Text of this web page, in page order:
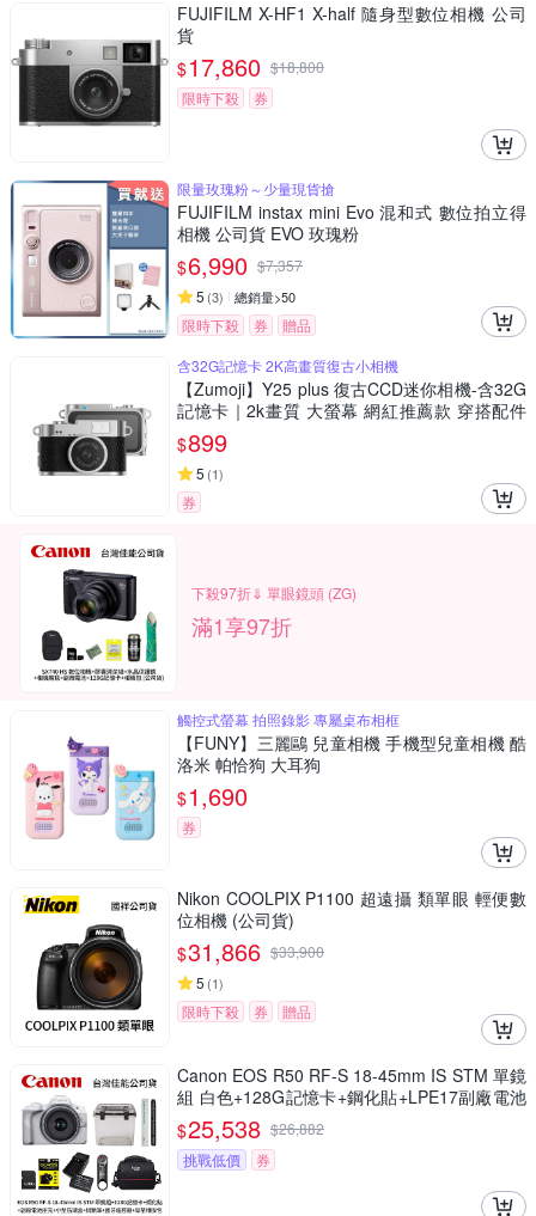
FUJIFILM X-HF1 X-half 隨身型數位相機 公司
貨
$17,860 $18,800
限時下殺
券
限量玫瑰粉～少量現貨搶
FUJIFILM instax mini Evo 混和式 數位拍立得
相機 公司貨 EVO 玫瑰粉
$6,990 $7,357
5 (3) 總銷量>50
限時下殺 券
贈品
含32G記憶卡 2K高畫質復古小相機
【Zumoji】Y25 plus 復古CCD迷你相機-含32G
記憶卡｜2k畫質 大螢幕 網紅推薦款 穿搭配件
聖誕禮物
$899
5 (1)
券
下殺97折⇓ 單眼鏡頭 (ZG)
滿1享97折
觸控式螢幕 拍照錄影 專屬桌布相框
【FUNY】三麗鷗 兒童相機 手機型兒童相機 酷
洛米 帕恰狗 大耳狗
$1,690
券
Nikon COOLPIX P1100 超遠攝 類單眼 輕便數
位相機 (公司貨)
$31,866 $33,900
5 (1)
限時下殺 券 贈品
Canon EOS R50 RF-S 18-45mm IS STM 單鏡
組 白色+128G記憶卡+鋼化貼+LPE17副廠電池
座充+小型防潮盒+SL-1拭鏡筆+藍牙遙控器+專
業相機包(公司貨)
$25,538 $26,882
挑戰低價
券